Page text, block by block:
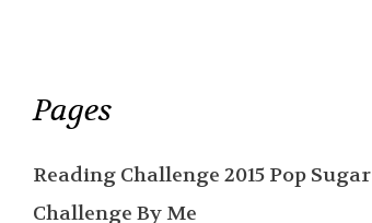
Pages
Reading Challenge 2015 Pop Sugar
Challenge By Me